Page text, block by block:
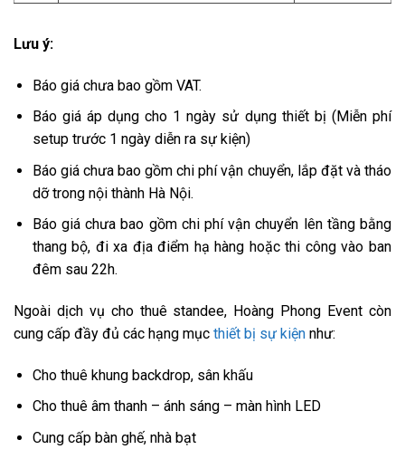
Lưu ý:
Báo giá chưa bao gồm VAT.
Báo giá áp dụng cho 1 ngày sử dụng thiết bị (Miễn phí
setup trước 1 ngày diễn ra sự kiện)
Báo giá chưa bao gồm chi phí vận chuyển, lắp đặt và tháo
dỡ trong nội thành Hà Nội.
Báo giá chưa bao gồm chi phí vận chuyển lên tầng bằng
thang bộ, đi xa địa điểm hạ hàng hoặc thi công vào ban
đêm sau 22h.
Ngoài dịch vụ cho thuê standee, Hoàng Phong Event còn
cung cấp đầy đủ các hạng mục thiết bị sự kiện như:
Cho thuê khung backdrop, sân khấu
Cho thuê âm thanh – ánh sáng – màn hình LED
Cung cấp bàn ghế, nhà bạt